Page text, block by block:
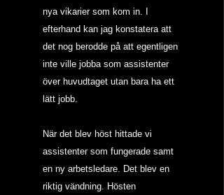
nya vikarier som kom in. I
efterhand kan jag konstatera att
det nog berodde på att egentligen
inte ville jobba som assistenter
över huvudtaget utan bara ha ett
lätt jobb.
När det blev höst hittade vi
assistenter som fungerade samt
en ny arbetsledare. Det blev en
riktig vändning. Hösten